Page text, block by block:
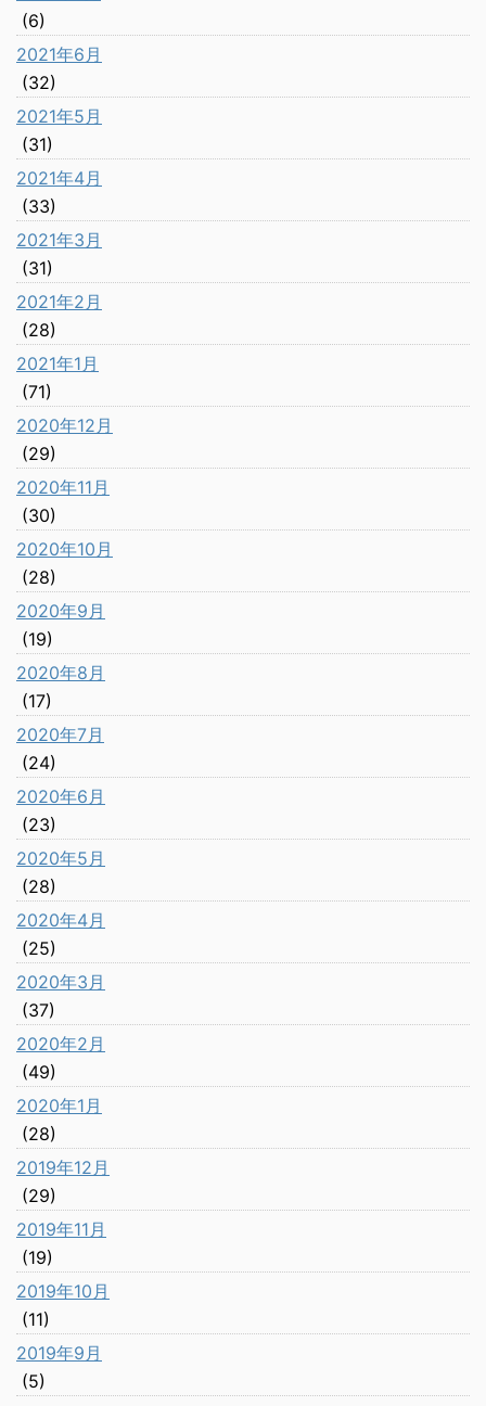
(6)
2021年6月
(32)
2021年5月
(31)
2021年4月
(33)
2021年3月
(31)
2021年2月
(28)
2021年1月
(71)
2020年12月
(29)
2020年11月
(30)
2020年10月
(28)
2020年9月
(19)
2020年8月
(17)
2020年7月
(24)
2020年6月
(23)
2020年5月
(28)
2020年4月
(25)
2020年3月
(37)
2020年2月
(49)
2020年1月
(28)
2019年12月
(29)
2019年11月
(19)
2019年10月
(11)
2019年9月
(5)